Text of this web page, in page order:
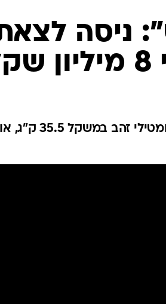
ניסה
נוסע שחזר לארץ מטיסה מדובאי החזיק במטבעות